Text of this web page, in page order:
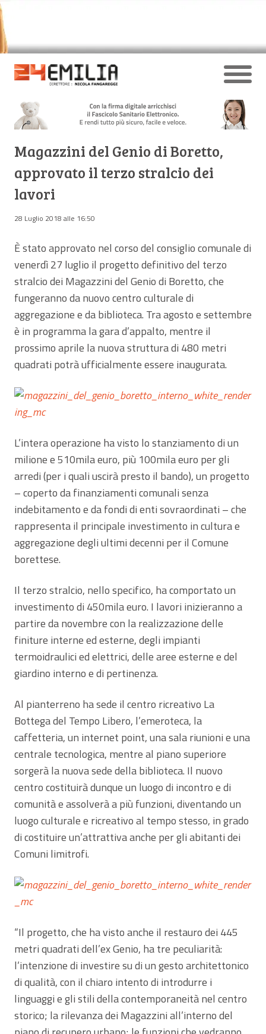
Magazzini del Genio di Boretto,
approvato il terzo stralcio dei
lavori
28 Luglio 2018 alle 16:50
È stato approvato nel corso del consiglio comunale di
venerdì 27 luglio il progetto definitivo del terzo
stralcio dei Magazzini del Genio di Boretto, che
fungeranno da nuovo centro culturale di
aggregazione e da biblioteca. Tra agosto e settembre
è in programma la gara d’appalto, mentre il
prossimo aprile la nuova struttura di 480 metri
quadrati potrà ufficialmente essere inaugurata.
L’intera operazione ha visto lo stanziamento di un
milione e 510mila euro, più 100mila euro per gli
arredi (per i quali uscirà presto il bando), un progetto
– coperto da finanziamenti comunali senza
indebitamento e da fondi di enti sovraordinati – che
rappresenta il principale investimento in cultura e
aggregazione degli ultimi decenni per il Comune
borettese.
Il terzo stralcio, nello specifico, ha comportato un
investimento di 450mila euro. I lavori inizieranno a
partire da novembre con la realizzazione delle
finiture interne ed esterne, degli impianti
termoidraulici ed elettrici, delle aree esterne e del
giardino interno e di pertinenza.
Al pianterreno ha sede il centro ricreativo La
Bottega del Tempo Libero, l’emeroteca, la
caffetteria, un internet point, una sala riunioni e una
centrale tecnologica, mentre al piano superiore
sorgerà la nuova sede della biblioteca. Il nuovo
centro costituirà dunque un luogo di incontro e di
comunità e assolverà a più funzioni, diventando un
luogo culturale e ricreativo al tempo stesso, in grado
di costituire un’attrattiva anche per gli abitanti dei
Comuni limitrofi.
“Il progetto, che ha visto anche il restauro dei 445
metri quadrati dell’ex Genio, ha tre peculiarità:
l’intenzione di investire su di un gesto architettonico
di qualità, con il chiaro intento di introdurre i
linguaggi e gli stili della contemporaneità nel centro
storico; la rilevanza dei Magazzini all’interno del